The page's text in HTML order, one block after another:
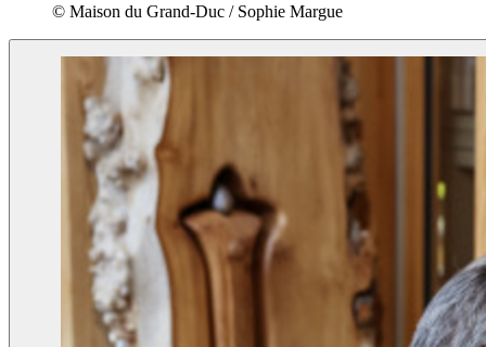
© Maison du Grand-Duc / Sophie Margue